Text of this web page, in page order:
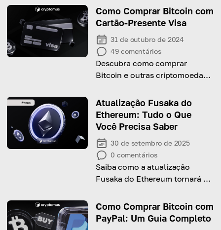
Como Comprar Bitcoin com
Cartão-Presente Visa
31 de outubro de 2024
49 comentários
Descubra como comprar
Bitcoin e outras criptomoedas
Visa e explore os riscos
potenciais envolvidos!
Atualização Fusaka do
Ethereum: Tudo o Que
Você Precisa Saber
30 de setembro de 2025
0 comentários
Saiba como a atualização
Fusaka do Ethereum tornará a
Como Comprar Bitcoin com
PayPal: Um Guia Completo